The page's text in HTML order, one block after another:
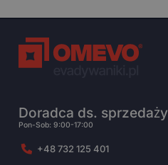
Doradca ds. sprzedaży
Pon-Sob: 9:00-17:00
+48 732 125 401